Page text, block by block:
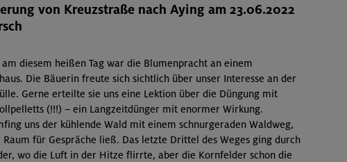
von Kreuzstraße nach Aying am 23.06.2022
diesem heißen Tag war die Blumenpracht an einem
Die Bäuerin freute sich sichtlich über unser Interesse an der
Gerne erteilte sie uns eine Lektion über die Düngung mit
(!!!) – ein Langzeitdünger mit enormer Wirkung.
uns der kühlende Wald mit einem schnurgeraden Waldweg,
für Gespräche ließ. Das letzte Drittel des Weges ging durch
wo die Luft in der Hitze flirrte, aber die Kornfelder schon die